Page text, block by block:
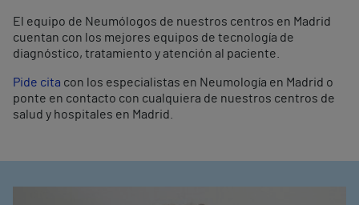
El equipo de Neumólogos de nuestros centros en Madrid
cuentan con los mejores equipos de tecnología de
diagnóstico, tratamiento y atención al paciente.
Pide cita con los especialistas en Neumología en Madrid o
ponte en contacto con cualquiera de nuestros centros de
salud y hospitales en Madrid.